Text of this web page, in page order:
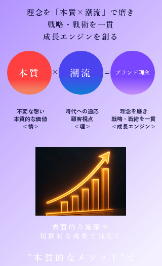
理念を「本質×潮流」で磨き
​戦略・戦術を一貫
成長エンジンを創る
潮流
× ＝ ブランド理念
本質
不変な想い
​本質的な価値
​＜情＞
時代への適応
顧客視点
＜理＞
​​理念を磨き
戦略・戦術を一貫
＜成長エンジン＞
​表面的な施策や
短期的な成果ではなく
"本質的なメソッド"